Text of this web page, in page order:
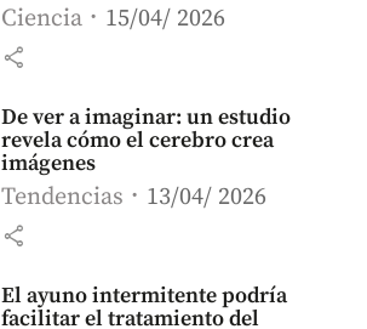
Ciencia 15/04/ 2026
share
De ver a imaginar: un estudio
revela cómo el cerebro crea
imágenes
Tendencias 13/04/ 2026
share
El ayuno intermitente podría
facilitar el tratamiento del